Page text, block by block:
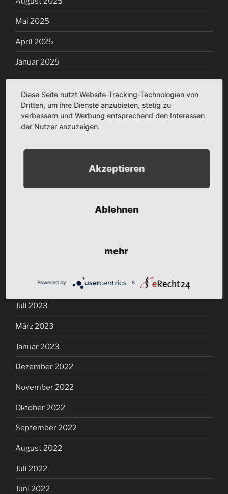
Mai 2025
April 2025
Januar 2025
Oktober 2024
Juli 2024
September 2023
Juli 2023
März 2023
Januar 2023
Dezember 2022
November 2022
Oktober 2022
September 2022
August 2022
Juli 2022
Juni 2022
Diese Seite nutzt Website-Tracking-Technologien von
Dritten, um ihre Dienste anzubieten, stetig zu
verbessern und Werbung entsprechend den Interessen
der Nutzer anzuzeigen.
Akzeptieren
Ablehnen
mehr
Powered by &